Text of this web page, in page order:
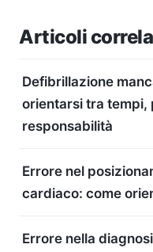
Articoli
Defibrillazione
orientarsi tra tempi,
responsabilità
Errore nel
cardiaco: come
Errore nella